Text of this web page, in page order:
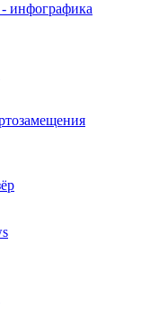
инфографика